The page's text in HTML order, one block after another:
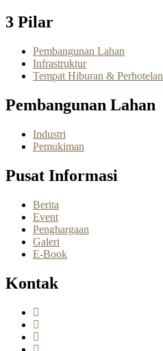
3 Pilar
Pembangunan Lahan
Infrastruktur
Tempat Hiburan & Perhotelan
Pembangunan Lahan
Industri
Pemukiman
Pusat Informasi
Berita
Event
Penghargaan
Galeri
E-Book
Kontak